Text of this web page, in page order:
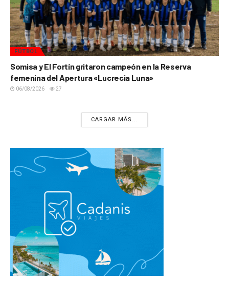
FÚTBOL
Somisa y El Fortín gritaron campeón en la Reserva
femenina del Apertura «Lucrecia Luna»
06/08/2026 27
CARGAR MÁS...